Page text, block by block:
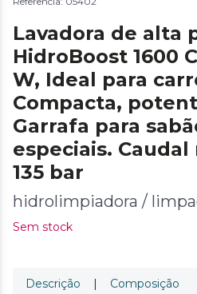
Lavadora de alta
HidroBoost 1600
W, Ideal para
Compacta,
Garrafa para
especiais. Caudal
135 bar
hidrolimpiadora /
Sem stock
Descrição | Composição